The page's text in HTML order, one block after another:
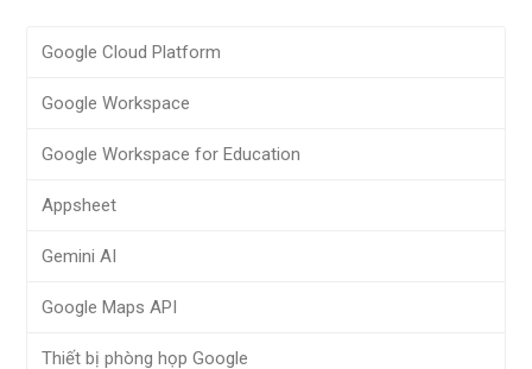
Google Cloud Platform
Google Workspace
Google Workspace for Education
Appsheet
Gemini AI
Google Maps API
Thiết bị phòng họp Google